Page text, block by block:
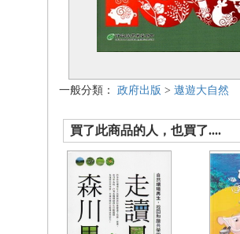
一般分類： 政府出版 > 遨遊大自然
買了此商品的人，也買了....